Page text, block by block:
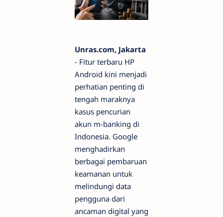
Unras.com, Jakarta
- Fitur terbaru HP
Android kini menjadi
perhatian penting di
tengah maraknya
kasus pencurian
akun m-banking di
Indonesia. Google
menghadirkan
berbagai pembaruan
keamanan untuk
melindungi data
pengguna dari
ancaman digital yang